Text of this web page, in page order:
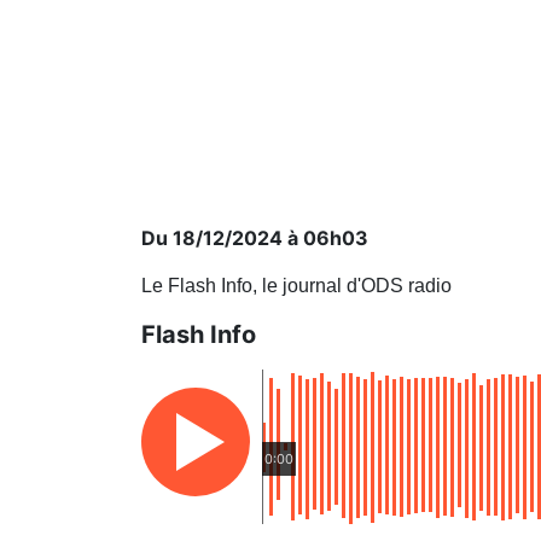
Du 18/12/2024 à 06h03
Le Flash Info, le journal d'ODS radio
Flash Info
0:00